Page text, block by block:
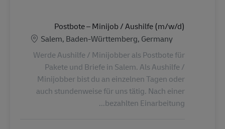
Postbote – Minijob / Aushilfe (m/w/d)
الموقع
Salem, Baden-Württemberg, Germany
Werde Aushilfe / Minijobber als Postbote für
Pakete und Briefe in Salem. Als Aushilfe /
Minijobber bist du an einzelnen Tagen oder
auch stundenweise für uns tätig. Nach einer
bezahlten Einarbeitung...